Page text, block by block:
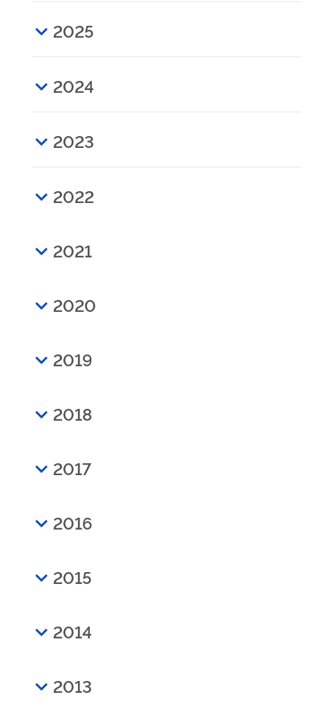
2025
2024
2023
2022
2021
2020
2019
2018
2017
2016
2015
2014
2013